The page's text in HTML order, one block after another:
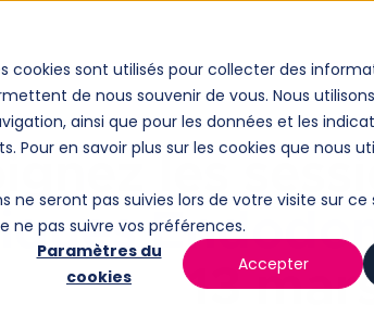
cookies sont utilisés pour collecter des
de nous souvenir de vous. Nous
ainsi que pour les données et les
Pour en savoir plus sur les cookies que nous
seront pas suivies lors de votre visite sur ce
ne pas suivre vos préférences.
Paramètres du
cookies
Accepter
13